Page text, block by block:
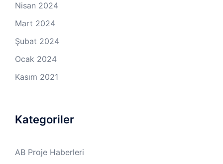
Nisan 2024
Mart 2024
Şubat 2024
Ocak 2024
Kasım 2021
Kategoriler
AB Proje Haberleri